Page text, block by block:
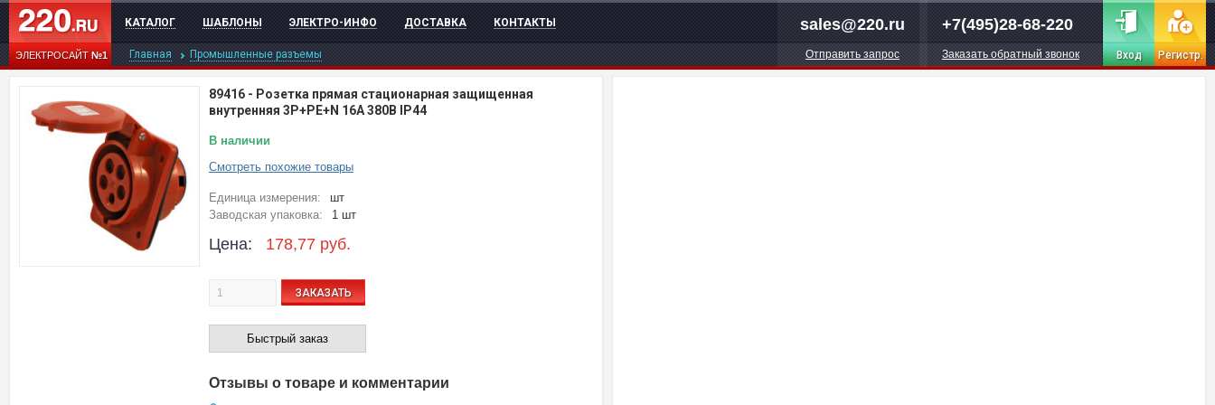
ЭЛЕКТРОСАЙТ№1
КАТАЛОГ ШАБЛОНЫ ЭЛЕКТРО-ИНФО ДОСТАВКА КОНТАКТЫ sales@220.ru
Отправить запрос
+7(495)28-68-220
Заказать обратный звонок Вход Регистр.
Главная Промышленные разъемы
89416 - Розетка прямая стационарная защищенная
внутренняя 3Р+РЕ+N 16А 380В IP44
В наличии
Смотреть похожие товары
Единица измерения:
шт
Заводская упаковка:
1 шт
Цена: 178,77 руб.
ЗАКАЗАТЬ
Быстрый заказ
Отзывы о товаре и комментарии